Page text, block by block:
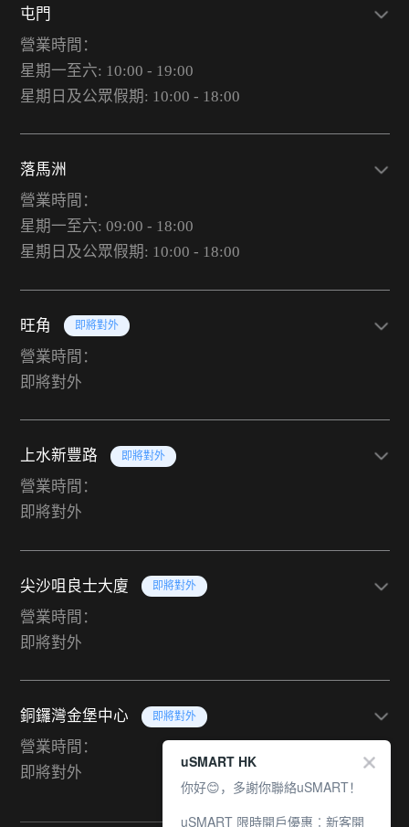
屯門
營業時間：
星期一至六: 10:00 - 19:00
星期日及公眾假期: 10:00 - 18:00
落馬洲
營業時間：
星期一至六: 09:00 - 18:00
星期日及公眾假期: 10:00 - 18:00
旺角 即將對外
營業時間：
即將對外
上水新豐路 即將對外
營業時間：
即將對外
尖沙咀良士大廈 即將對外
營業時間：
即將對外
銅鑼灣金堡中心 即將對外
營業時間：
即將對外
uSMART HK
你好😊，多謝你聯絡uSMART！
uSMART 限時開戶優惠︰新客開